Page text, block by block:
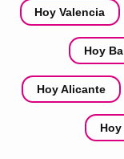
Hoy Valencia
Hoy
Hoy Alicante